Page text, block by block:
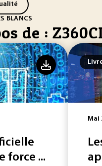
BLANCS
de :
force ...
Mai